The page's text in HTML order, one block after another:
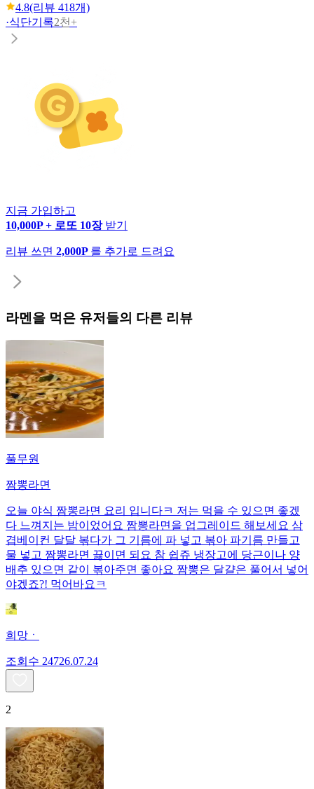
4.8(리뷰 418개)
·식단기록2천+
지금 가입하고
10,000P + 로또 10장 받기
리뷰 쓰면 2,000P 를 추가로 드려요
라멘 을 먹은 유저들의 다른 리뷰
풀무원
짬뽕라면
오늘 야식 짬뽕라면 요리 입니다ㅋ 저는 먹을 수 있으면 좋겠
다 느껴지는 밤이었어요 짬뽕라면을 업그레이드 해보세요 삼
겹베이컨 달달 볶다가 그 기름에 파 넣고 볶아 파기름 만들고
물 넣고 짬뽕라면 끓이면 되요 참 쉽쥬 냉장고에 당근이나 양
배추 있으면 같이 볶아주면 좋아요 짬뽕은 달걀은 풀어서 넣어
야겠죠?! 먹어바요ㅋ
희망ㆍ
조회수 24726.07.24
2